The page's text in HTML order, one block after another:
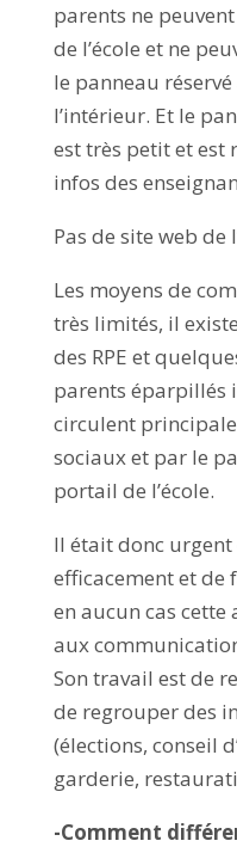
parents ne
de l’école et ne
le panneau réservé
l’intérieur. Et le
est très petit et est
infos des
Pas de site web de
Les moyens de
très limités, il
des RPE et
parents éparpillés
circulent
sociaux et par le
portail de l’école.
Il était donc
efficacement et de
en aucun cas
aux
Son travail est de
de regrouper des
(élections, conseil
garderie,
-Comment